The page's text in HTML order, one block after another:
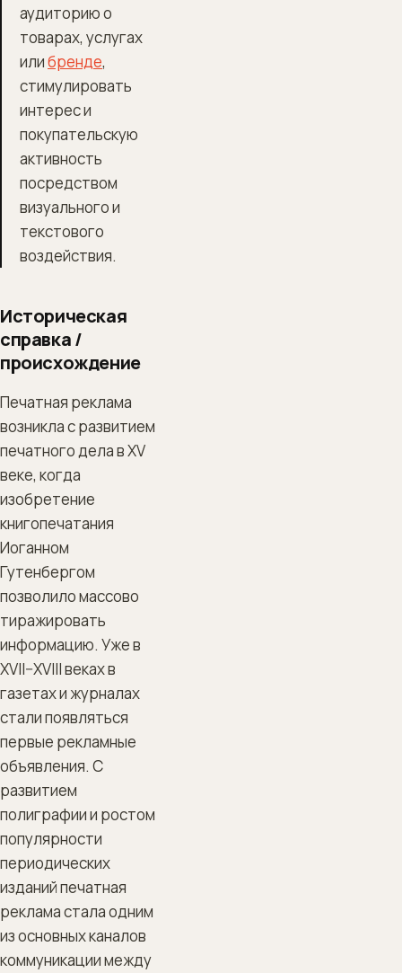
аудиторию о
товарах, услугах
илибренде,
стимулировать
интерес и
покупательскую
активность
посредством
визуального и
текстового
воздействия.
Историческая
справка /
происхождение
Печатная реклама
возникла с развитием
печатного дела в XV
веке, когда
изобретение
книгопечатания
Иоганном
Гутенбергом
позволило массово
тиражировать
информацию. Уже в
XVII–XVIII веках в
газетах и журналах
стали появляться
первые рекламные
объявления. С
развитием
полиграфии и ростом
популярности
периодических
изданий печатная
реклама стала одним
из основных каналов
коммуникации между